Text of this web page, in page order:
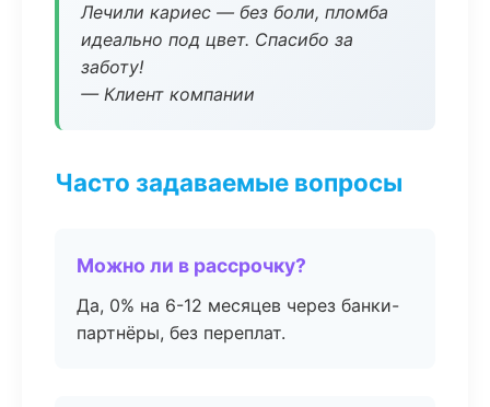
Лечили кариес — без боли, пломба
идеально под цвет. Спасибо за
заботу!
— Клиент компании
Часто задаваемые вопросы
Можно ли в рассрочку?
Да, 0% на 6-12 месяцев через банки-
партнёры, без переплат.